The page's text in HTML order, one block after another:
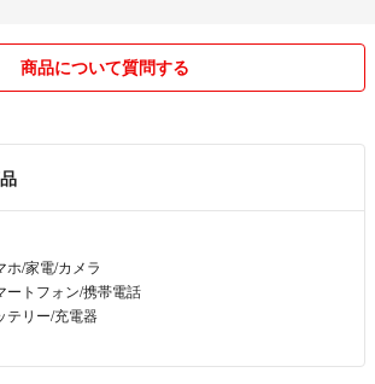
な点やご心配な点がございましたら、遠慮なくご
限り誠意を持って対応させていただきます。
大切に、心を込めてお取引させていただきます。
いたします。
商品について質問する
/家電/カメラ
ートフォン/携帯電話
テリー/充電器